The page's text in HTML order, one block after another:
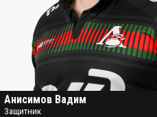
Анисимов Вадим
Защитник